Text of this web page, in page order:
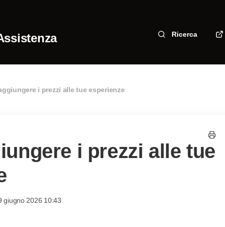
Ricerca
i prezzi alle tue esperienze
i prezzi alle tue
giugno 2026 10:43